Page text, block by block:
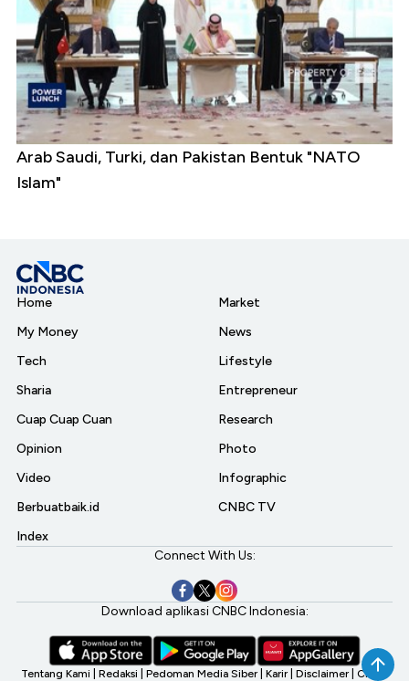
Arab Saudi, Turki, dan Pakistan Bentuk "NATO
Islam"
Home
My Money
Tech
Sharia
Cuap Cuap Cuan
Opinion
Video
Berbuatbaik.id
Index
Market
News
Lifestyle
Entrepreneur
Research
Photo
Infographic
CNBC TV
Connect With Us:
Download aplikasi CNBC Indonesia:
Tentang Kami Redaksi Pedoman Media Siber Karir Disclaimer CNBC